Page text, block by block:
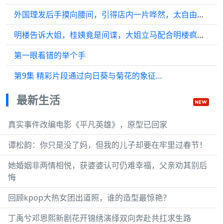
外国理发后手摸向腰间，引得店内一片哗然，太自由真不是啥好事
明楼告诉大姐，桂姨竟是间谍，大姐立马配合明楼疯狂飙戏
第一眼看错的举个手
第9集 精彩片段通过向日葵与菊花的象征…
最新生活
真实事件改编电影《平凡英雄》，原型已回家
谭松韵：你只是没了妈，但我的儿子却要在牢里过春节！
她婚姻非两情相悦，获婆婆认可仍难幸福，父亲劝其别后
悔
回顾kpop大热女团出道照，谁的造型最惊艳？
丁禹兮邓恩熙新剧花开锦绣演绎双向奔赴共扛求生路